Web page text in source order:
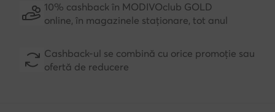
10% cashback în MODIVOclub GOLD
online, în magazinele staționare, tot anul
Cashback-ul se combină cu orice promoție sau
ofertă de reducere